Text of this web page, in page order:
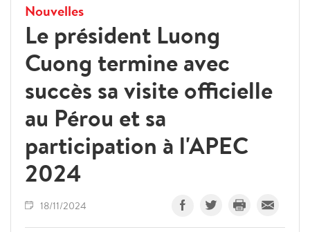
Nouvelles
Le président Luong
Cuong termine avec
succès sa visite officielle
au Pérou et sa
participation à l'APEC
2024
18/11/2024